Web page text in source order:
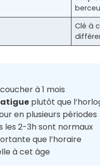
Clé à
à 1 mois
plutôt que
en plusieurs périodes
les 2-3h sont normaux
que l’horaire
à cet âge